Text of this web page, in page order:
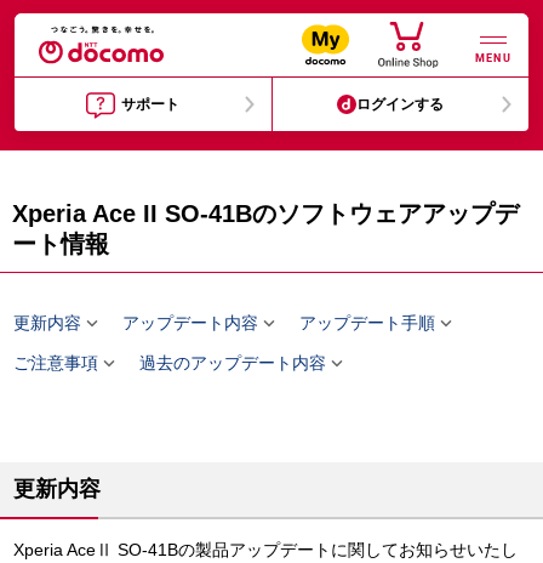
MENU
サポート ログインする
Xperia Ace II SO-41Bのソフトウェアアップデ
ート情報
更新内容  アップデート内容  アップデート手順
ご注意事項 過去のアップデート内容 
更新内容
Xperia AceⅡ SO-41Bの製品アップデートに関してお知らせいたし